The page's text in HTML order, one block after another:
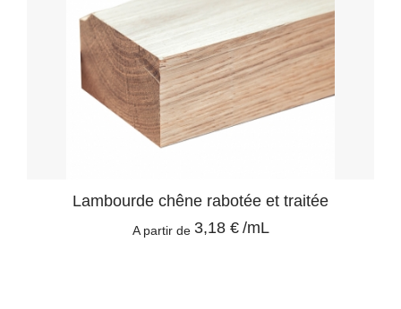
Lambourde chêne rabotée et traitée
A partir de 3,18 € /mL